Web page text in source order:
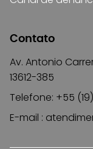
Contato
Av. Antonio
13612-385
Telefone: +55
E-mail :